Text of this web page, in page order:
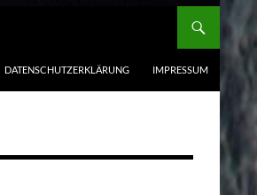
DATENSCHUTZERKLÄRUNG IMPRESSUM